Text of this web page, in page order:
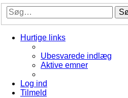
Hurtige links
Ubesvarede indlæg
Aktive emner
Log ind
Tilmeld